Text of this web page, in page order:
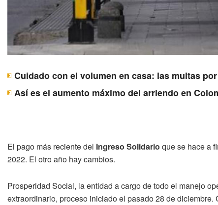
Cuidado con el volumen en casa: las multas
Así es el aumento máximo del arriendo en
El pago más reciente del Ingreso Solidario que se hace a
2022. El otro año hay cambios.
Prosperidad Social, la entidad a cargo de todo el manejo
extraordinario, proceso iniciado el pasado 28 de